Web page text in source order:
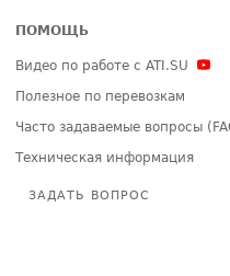
ПОМОЩЬ
Видео по работе с ATI.SU
Полезное по перевозкам
Часто задаваемые вопросы
Техническая информация
ЗАДАТЬ ВОПРОС